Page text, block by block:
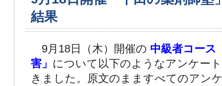
結果
9月18日（木）開催の 中級者コース
害」 について以下のようなアンケー
きました。原文のまますべてのアン